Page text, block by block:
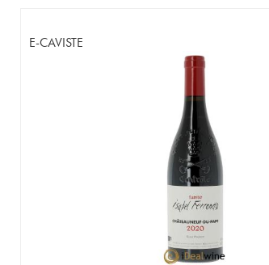
E-CAVISTE